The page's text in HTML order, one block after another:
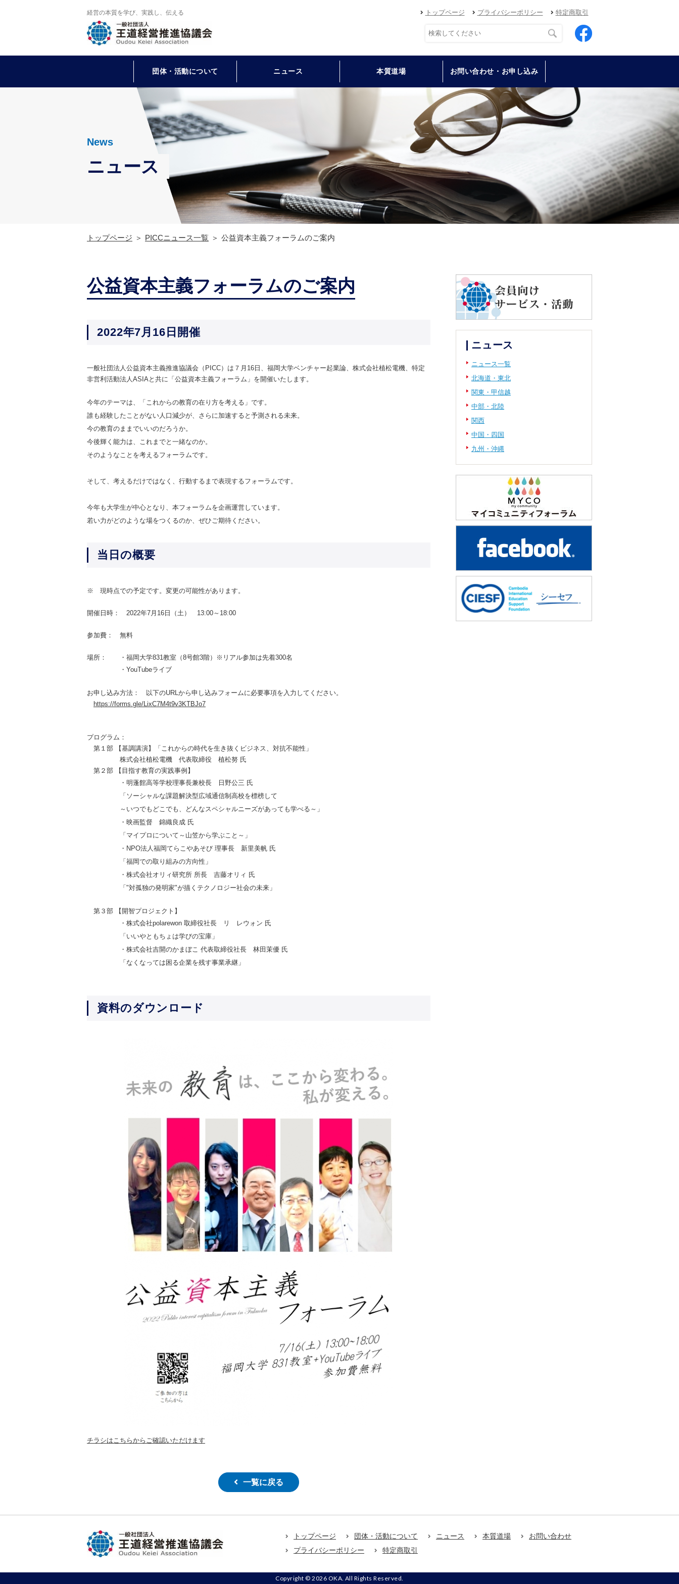
経営の本質を学び、実践し、伝える トップページ プライバシーポリシー 特定商取引
団体・活動について ニュース 本質道場 お問い合わせ・お申し込み
News
ニュース
トップページ PICCニュース一覧 公益資本主義フォーラムのご案内
公益資本主義フォーラムのご案内
2022年7月16日開催
一般社団法人公益資本主義推進協議会（PICC）は７月16日、福岡大学ベンチャー起業論、株式会社植松電機、特定
非営利活動法人ASIAと共に「公益資本主義フォーラム」を開催いたします。
今年のテーマは、「これからの教育の在り方を考える」です。
誰も経験したことがない人口減少が、さらに加速すると予測される未来。
今の教育のままでいいのだろうか。
今後輝く能力は、これまでと一緒なのか。
そのようなことを考えるフォーラムです。
そして、考えるだけではなく、行動するまで表現するフォーラムです。
今年も大学生が中心となり、本フォーラムを企画運営しています。
若い力がどのような場をつくるのか、ぜひご期待ください。
当日の概要
※ 現時点での予定です。変更の可能性があります。
開催日時： 2022年7月16日（土） 13:00～18:00
参加費： 無料
場所： ・福岡大学831教室（8号館3階）※リアル参加は先着300名
・YouTubeライブ
お申し込み方法： 以下のURLから申し込みフォームに必要事項を入力してください。
https://forms.gle/LixC7M4t9v3KTBJo7
プログラム：
第１部 【基調講演】「これからの時代を生き抜くビジネス、対抗不能性」
株式会社植松電機 代表取締役 植松努 氏
第２部 【目指す教育の実践事例】
・明蓬館高等学校理事長兼校長 日野公三 氏
「ソーシャルな課題解決型広域通信制高校を標榜して
～いつでもどこでも、どんなスペシャルニーズがあっても学べる～」
・映画監督 錦織良成 氏
「マイプロについて～山笠から学ぶこと～」
・NPO法人福岡てらこやあそび 理事長 新里美帆 氏
「福岡での取り組みの方向性」
・株式会社オリィ研究所 所長 吉藤オリィ 氏
「"対孤独の発明家"が描くテクノロジー社会の未来」
第３部 【開智プロジェクト】
・株式会社polarewon 取締役社長 リ レウォン 氏
「いいやともちょは学びの宝庫」
・株式会社吉開のかまぼこ 代表取締役社長 林田茉優 氏
「なくなっては困る企業を残す事業承継」
資料のダウンロード
チラシはこちらからご確認いただけます
一覧に戻る
ニュース
ニュース一覧
北海道・東北
関東・甲信越
中部・北陸
関西
中国・四国
九州・沖縄
トップページ 団体・活動について ニュース 本質道場
お問い合わせ
プライバシーポリシー
特定商取引
Copyright © 2026 OKA. All Rights Reserved.